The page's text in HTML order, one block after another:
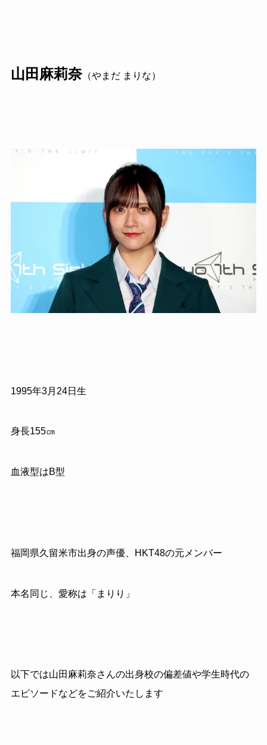
山田麻莉奈（やまだ まりな）
1995年3月24日生
身長155㎝
血液型はB型
福岡県久留米市出身の声優、HKT48の元メンバー
本名同じ、愛称は「まりり」
以下では山田麻莉奈さんの出身校の偏差値や学生時代の
エピソードなどをご紹介いたします